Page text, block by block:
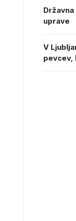
uprave
V
pevcev,